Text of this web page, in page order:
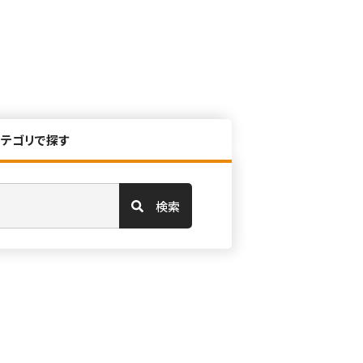
ゴリで探す
検索